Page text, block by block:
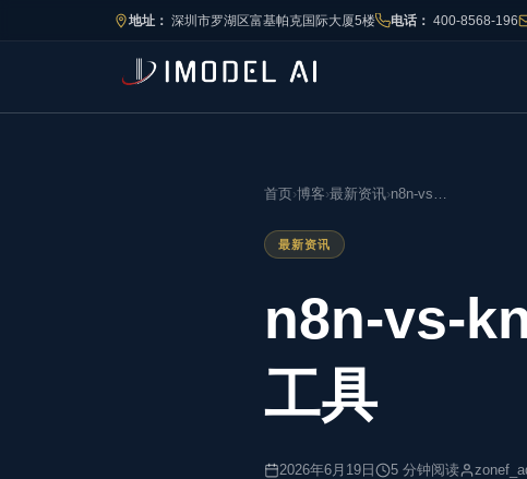
地址： 深圳市罗湖区富基帕克国际大厦5楼 电话： 400-8568-196
首页›博客›最新资讯›n8n-vs…
最新资讯
n8n-vs-
工具
2026年6月19日 5 分钟阅读